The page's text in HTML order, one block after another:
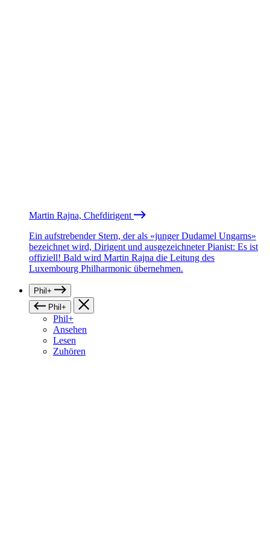
Martin Rajna, Chefdirigent
Ein aufstrebender Stern, der als «junger Dudamel Ungarns»
bezeichnet wird, Dirigent und ausgezeichneter Pianist: Es ist
offiziell! Bald wird Martin Rajna die Leitung des
Luxembourg Philharmonic übernehmen.
Phil+
Phil+
Phil+
Ansehen
Lesen
Zuhören